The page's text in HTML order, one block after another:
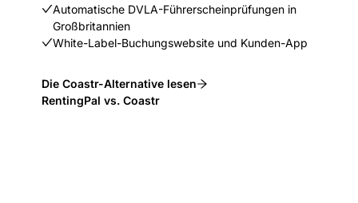
Automatische DVLA-Führerscheinprüfungen in
Großbritannien
White-Label-Buchungswebsite und Kunden-App
Die Coastr-Alternative lesen
RentingPal vs. Coastr